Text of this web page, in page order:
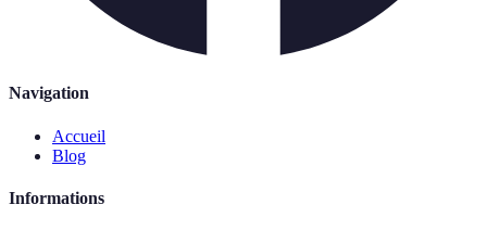
Navigation
Accueil
Blog
Informations